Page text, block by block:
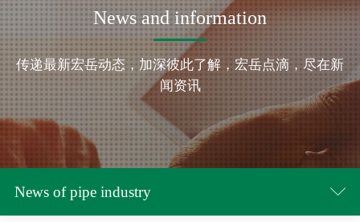
News and information
传递最新宏岳动态，加深彼此了解，宏岳点滴，尽在新
闻资讯
News of pipe industry